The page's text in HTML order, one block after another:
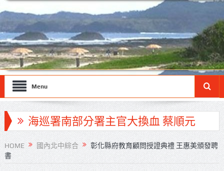
Menu
海巡署南部分署主官大換血 蔡順元
勉提升巡防戰力
北市鮮奶週報再升級！8月31日補助
HOME 國內北中綜合
彰化縣府教育顧問授證典禮 王惠美頒發聘
書